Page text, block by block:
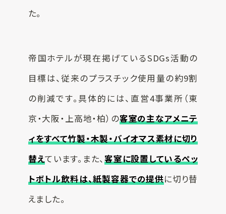
た。
帝国ホテルが現在掲げているSDGs活動の
目標は、従来のプラスチック使用量の約9割
の削減です。具体的には、直営4事業所（東
京・大阪・上高地・柏）の客室の主なアメニテ
ィをすべて竹製・木製・バイオマス素材に切り
替えています。また、客室に設置しているペッ
トボトル飲料は、紙製容器での提供に切り替
えました。